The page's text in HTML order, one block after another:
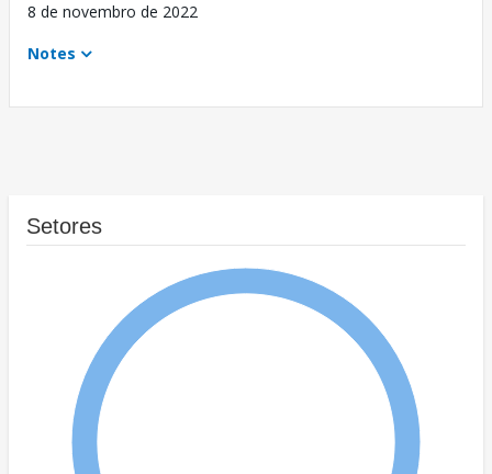
8 de novembro de 2022
Notes
Setores